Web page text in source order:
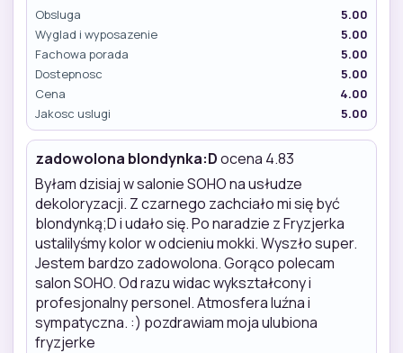
Obsluga
5.00
Wyglad i wyposazenie
5.00
Fachowa porada
5.00
Dostepnosc
5.00
Cena
4.00
Jakosc uslugi
5.00
zadowolona blondynka:Docena 4.83
Byłam dzisiaj w salonie SOHO na usłudze
dekoloryzacji. Z czarnego zachciało mi się być
blondynką;D i udało się. Po naradzie z Fryzjerka
ustalilyśmy kolor w odcieniu mokki. Wyszło super.
Jestem bardzo zadowolona. Gorąco polecam
salon SOHO. Od razu widac wykształcony i
profesjonalny personel. Atmosfera luźna i
sympatyczna. :) pozdrawiam moja ulubiona
fryzjerke